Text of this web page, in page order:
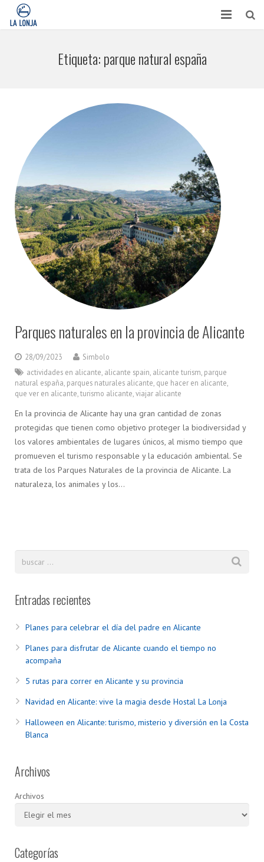
APARTAMENTOS
Etiqueta:parque natural españa
Parques naturales en la provincia de Alicante
28/09/2023
Simbolo
actividades en alicante alicante spain alicante turism parque
natural españa parques naturales alicante que hacer en alicante
que ver en alicante turismo alicante viajar alicante
En la provincia de Alicante hay una gran cantidad de zonas
protegidas que tienen como objetivo proteger la biodiversidad y
los valores ambientales de lugares únicos, al mismo tiempo que
promueven el turismo responsable y la educación ambiental. Se
trata de los Parques Naturales de la provincia de Alicante. La
naturaleza, los animales y los…
Entradas recientes
Planes para celebrar el día del padre en Alicante
Planes para disfrutar de Alicante cuando el tiempo no
acompaña
5 rutas para correr en Alicante y su provincia
Navidad en Alicante: vive la magia desde Hostal La Lonja
Halloween en Alicante: turismo, misterio y diversión en la Costa
Blanca
Archivos
Archivos
Categorías